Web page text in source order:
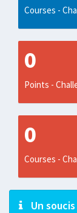
Courses -
0
Points -
0
Courses -
Un soucis